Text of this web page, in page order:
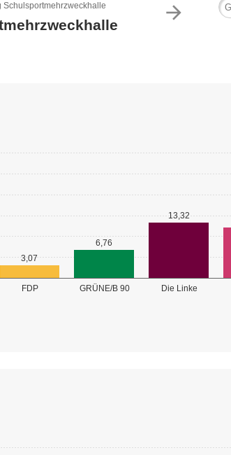
arrow_forward
Schulsportmehrzweckhalle
FDP GRÜNE/B 90 Die Linke
3,07
6,76
13,32